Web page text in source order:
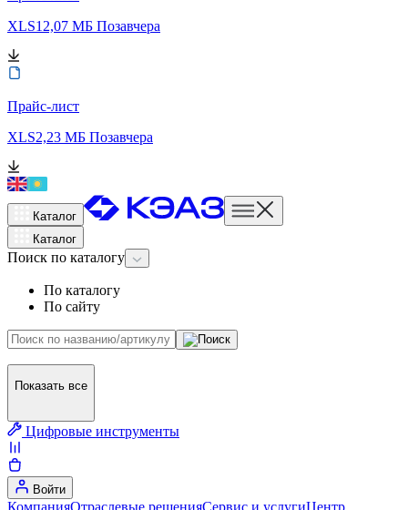
XLS12,07 МБ Позавчера
Прайс-лист
XLS2,23 МБ Позавчера
Каталог
Каталог
Поиск по каталогу
По каталогу
По сайту
Показать все
Цифровые инструменты
Войти
КомпанияОтраслевые решенияСервис и услугиЦентр